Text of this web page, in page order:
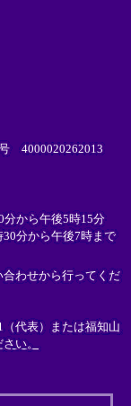
4000020262013
分から午後5時15分
分から午後7時まで
わせから行ってくだ
代表）または福知山
い。